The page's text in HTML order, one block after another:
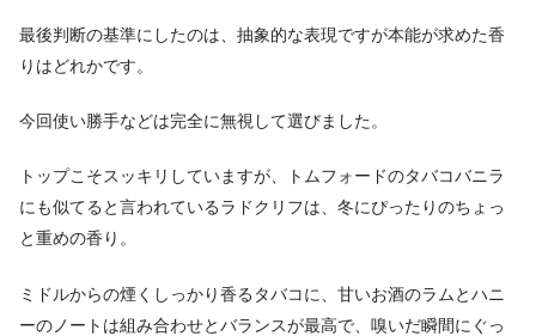
最後判断の基準にしたのは、抽象的な表現ですが本能が求めた香
りはどれかです。
今回使い勝手などは完全に無視して選びました。
トップこそスッキリしていますが、トムフォードのタバコバニラ
にも似てると言われているラドクリフは、冬にぴったりのちょっ
と重めの香り。
ミドルからの煙くしっかり香るタバコに、甘いお酒のラムとハニ
ーのノートは組み合わせとバランスが最高で、嗅いだ瞬間にぐっ